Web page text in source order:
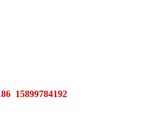
15899784192